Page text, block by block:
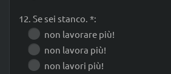
12. Se sei stanco. *:
non lavorare più!
non lavora più!
non lavori più!